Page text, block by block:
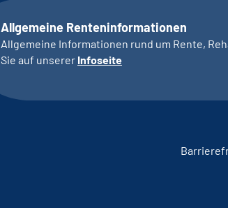
Allgemeine Renteninformationen
Allgemeine Informationen rund um Rente,
Sie auf unserer Infoseite